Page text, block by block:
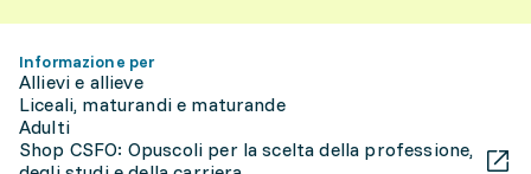
Informazione per
Allievi e allieve
Liceali, maturandi e maturande
Adulti
Shop CSFO: Opuscoli per la scelta della professione,